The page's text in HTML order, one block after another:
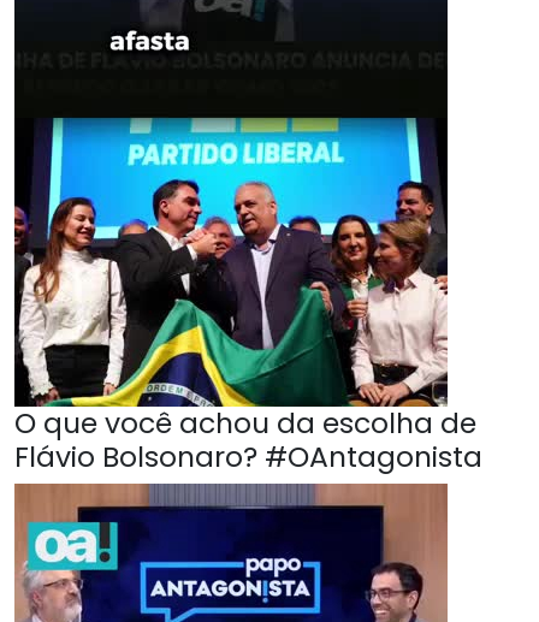
O que você achou da escolha de
Flávio Bolsonaro? #OAntagonista